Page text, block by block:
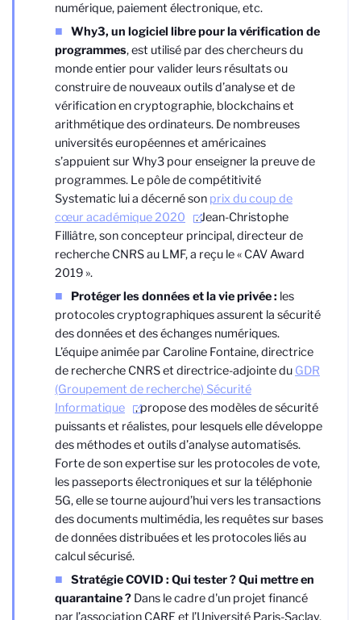
numérique, paiement électronique, etc.
Why3, un logiciel libre pour la vérification de
programmes, est utilisé par des chercheurs du
monde entier pour valider leurs résultats ou
construire de nouveaux outils d’analyse et de
vérification en cryptographie, blockchains et
arithmétique des ordinateurs. De nombreuses
universités européennes et américaines
s’appuient sur Why3 pour enseigner la preuve de
programmes. Le pôle de compétitivité
Systematic lui a décerné son prix du coup de
cœur académique 2020
. Jean-Christophe
Filliâtre, son concepteur principal, directeur de
recherche CNRS au LMF, a reçu le « CAV Award
2019 ».
Protéger les données et la vie privée : les
protocoles cryptographiques assurent la sécurité
des données et des échanges numériques.
L’équipe animée par Caroline Fontaine, directrice
de recherche CNRS et directrice-adjointe du GDR
(Groupement de recherche) Sécurité
Informatique
, propose des modèles de sécurité
puissants et réalistes, pour lesquels elle développe
des méthodes et outils d’analyse automatisés.
Forte de son expertise sur les protocoles de vote,
les passeports électroniques et sur la téléphonie
5G, elle se tourne aujourd’hui vers les transactions
des documents multimédia, les requêtes sur bases
de données distribuées et les protocoles liés au
calcul sécurisé.
Stratégie COVID : Qui tester ? Qui mettre en
quarantaine ? Dans le cadre d'un projet financé
par l’association CARE et l’Université Paris-Saclay,